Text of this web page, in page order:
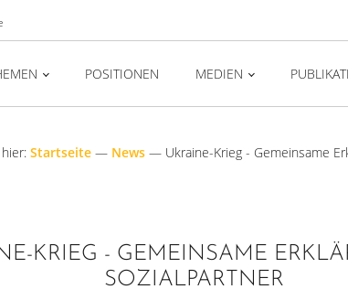
POSITIONEN MEDIEN
Startseite — News — Ukraine-Krieg - Gemeinsame
KRIEG - GEMEINSAME
SOZIALPARTNER